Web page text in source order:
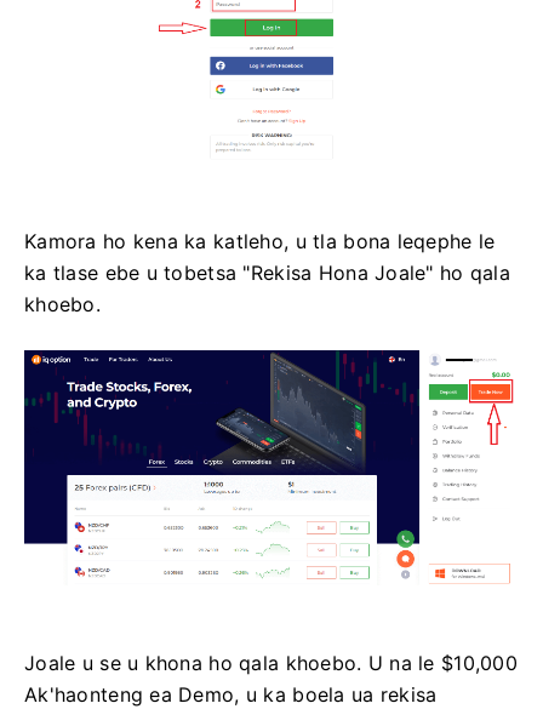
Kamora ho kena ka katleho, u tla bona leqephe le
ka tlase ebe u tobetsa "Rekisa Hona Joale" ho qala
khoebo.
Joale u se u khona ho qala khoebo. U na le $10,000
Ak'haonteng ea Demo, u ka boela ua rekisa